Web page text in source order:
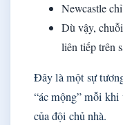
Newcastle
Dù vậy,
liên tiếp trên
Đây là một sự
“ác mộng” mỗi khi
của đội chủ nhà.